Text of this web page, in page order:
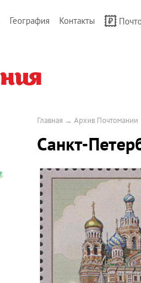
География Контакты
Главная → Архив Почтомании
Санкт-